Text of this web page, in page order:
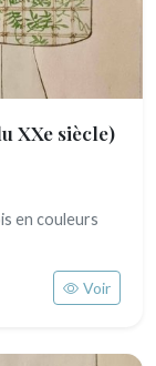
XXe siècle)
en couleurs
Voir